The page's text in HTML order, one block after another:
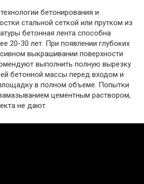
бетонирования и
стальной сеткой или прутком из
бетонная лента способна
20-30 лет. При появлении глубоких
выкрашивании поверхности
выполнить полную вырезку
бетонной массы перед входом и
в полном объеме. Попытки
цементным раствором,
не дают.